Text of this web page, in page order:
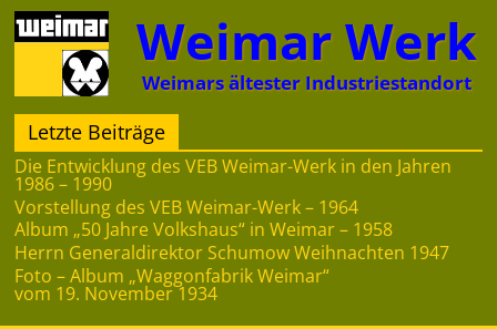
Zum
Inhalt
springen
Weimar Werk
Weimars ältester Industriestandort
Letzte Beiträge
Die Entwicklung des VEB Weimar-Werk in den Jahren
1986 – 1990
Vorstellung des VEB Weimar-Werk – 1964
Album „50 Jahre Volkshaus“ in Weimar – 1958
Herrn Generaldirektor Schumow Weihnachten 1947
Foto – Album „Waggonfabrik Weimar“
vom 19. November 1934